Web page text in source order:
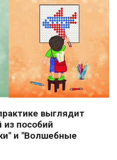
выглядит
из пособий
и "Волшебные